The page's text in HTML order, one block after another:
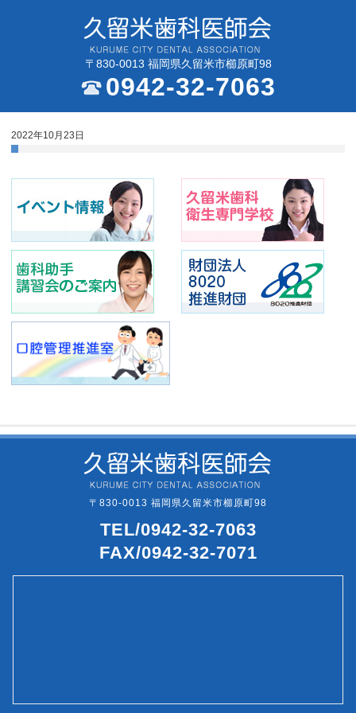
〒830-0013 福岡県久留米市櫛原町98
0942-32-7063
2022年10月23日
〒830-0013 福岡県久留米市櫛原町98
TEL/0942-32-7063
FAX/0942-32-7071